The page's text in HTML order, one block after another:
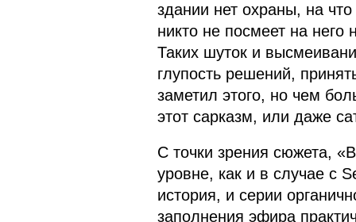
здании нет охраны, на
никто не посмеет на него
Таких шуток и
глупость решений,
заметил этого, но чем
этот сарказм, или даже
С точки зрения сюжета,
уровне, как и в случае с
история, и серии
заполнения эфира